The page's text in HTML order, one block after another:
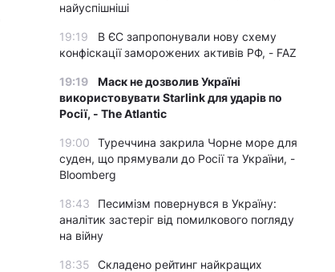
найуспішніші
19:19
В ЄС запропонували нову схему
конфіскації заморожених активів РФ, - FAZ
19:19
Маск не дозволив Україні
використовувати Starlink для ударів по
Росії, - The Atlantic
19:00
Туреччина закрила Чорне море для
суден, що прямували до Росії та України, -
Bloomberg
18:43
Песимізм повернувся в Україну:
аналітик застеріг від помилкового погляду
на війну
18:35
Складено рейтинг найкращих